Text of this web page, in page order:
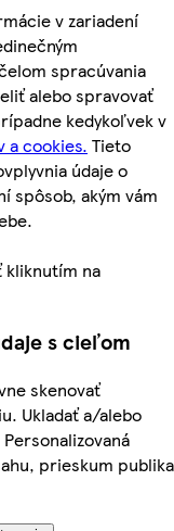
v zariadení
spracúvania
alebo spravovať
kedykoľvek v
a cookies. Tieto
údaje o
spôsob, akým vám
kliknutím na
s cieľom
skenovať
Ukladať a/alebo
prieskum publika